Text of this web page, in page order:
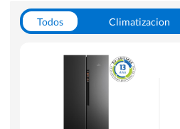
Todos Climatizacion
Hornos y Microondas